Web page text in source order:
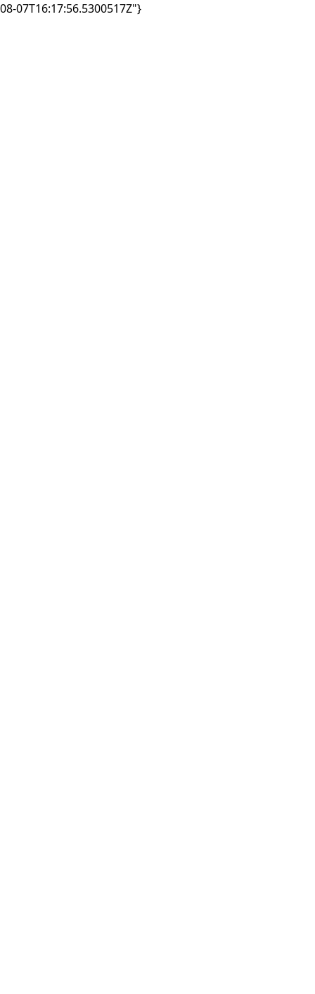
08-07T16:17:56.5300517Z"}